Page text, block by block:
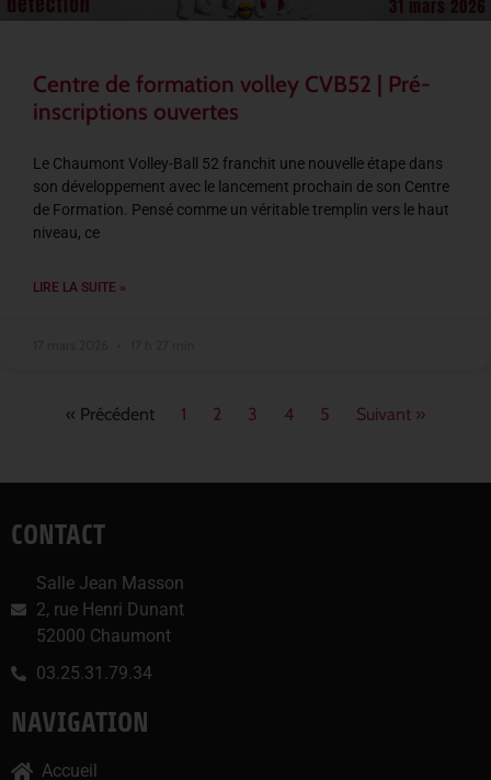
Centre de formation volley CVB52 | Pré-
inscriptions ouvertes
Le Chaumont Volley-Ball 52 franchit une nouvelle étape dans
son développement avec le lancement prochain de son Centre
de Formation. Pensé comme un véritable tremplin vers le haut
niveau, ce
LIRE LA SUITE »
« Précédent 1 2 3 4 5 Suivant »
CONTACT
Salle Jean Masson
2, rue Henri Dunant
52000 Chaumont
03.25.31.79.34
NAVIGATION
Accueil